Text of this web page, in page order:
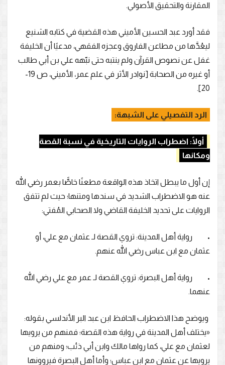
المقارنة والتحقيق الأصولي.
فقد أورد عبد الحسين الأميني هذه القضية في كتابه الشنيع
ليعُدَّها من مطاعن الفاروق وعجزه الفقهي، مدعيًا أن الخليفة
غفل عن نصوص القرآن ولم ينتبه حتى نبّهه علي بن أبي طالب
أو غيره من الصحابة [نوادر الأثر في علم عمر، الأميني، ص 19-
20].
الرد التفصيلي على الشبهة:
أولًا: اضطراب الروايات التاريخية في نسبة القصة
ومكانها
إن أول ما يبطل اتخاذ هذه الواقعة مطعنًا خاصًّا بعمر رضي الله
عنه هو الاضطراب الشديد في سندها ومتنها؛ حيث لم تتفق
الروايات على تحديد الخليفة القاضي ولا الصحابي المُفتي:
• رواية أهل المدينة: تروي القصة لـ عثمان مع علي، أو
عثمان مع ابن عباس رضي الله عنهم.
• رواية أهل البصرة: تروي القصة لـ عمر مع علي رضي الله
عنهما.
ويوضح هذا الاضطراب الحافظ ابن عبد البر الأندلسي بقوله:
«يختلف أهل المدينة في رواية هذه القصة؛ فمنهم من يرويها
لعثمان مع علي، كما رواها مالك وابن أبي ذئب؛ ومنهم من
يرويها عن عثمان مع ابن عباس؛ وأما أهل البصرة فيروونها